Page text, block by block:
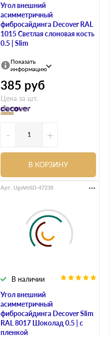
Угол внешний
асимметричный
фибросайдинга Decover RAL
1015 Светлая слоновая кость
0.5 | Slim
Показать
информацию
385 руб
Цена за шт.
- +
В КОРЗИНУ
Угол внешний
асимметричный
фибросайдинга Decover Slim
RAL 8017 Шоколад 0.5 | с
пленкой
В наличии
Арт. UgoVnSD-47238